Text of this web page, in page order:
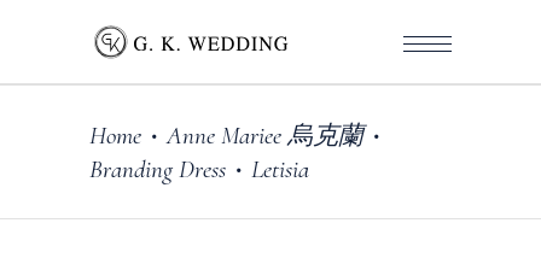
Home •Anne Mariee 烏克蘭•
Branding Dress • Letisia